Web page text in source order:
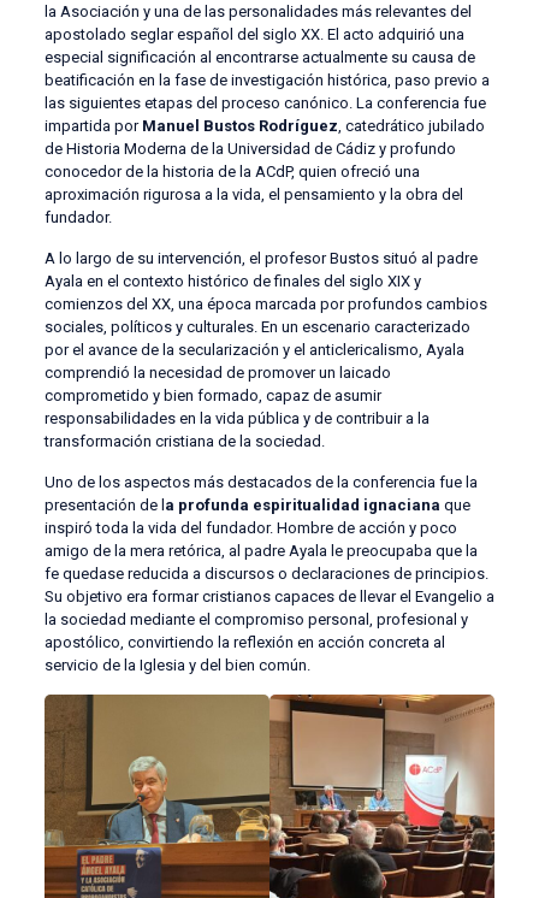
la Asociación y una de las personalidades más relevantes del
apostolado seglar español del siglo XX. El acto adquirió una
especial significación al encontrarse actualmente su causa de
beatificación en la fase de investigación histórica, paso previo a
las siguientes etapas del proceso canónico. La conferencia fue
impartida porManuel Bustos Rodríguez , catedrático jubilado
de Historia Moderna de la Universidad de Cádiz y profundo
conocedor de la historia de la ACdP, quien ofreció una
aproximación rigurosa a la vida, el pensamiento y la obra del
fundador.
A lo largo de su intervención, el profesor Bustos situó al padre
Ayala en el contexto histórico de finales del siglo XIX y
comienzos del XX, una época marcada por profundos cambios
sociales, políticos y culturales. En un escenario caracterizado
por el avance de la secularización y el anticlericalismo, Ayala
comprendió la necesidad de promover un laicado
comprometido y bien formado, capaz de asumir
responsabilidades en la vida pública y de contribuir a la
transformación cristiana de la sociedad.
Uno de los aspectos más destacados de la conferencia fue la
presentación de la profunda espiritualidad ignaciana que
inspiró toda la vida del fundador. Hombre de acción y poco
amigo de la mera retórica, al padre Ayala le preocupaba que la
fe quedase reducida a discursos o declaraciones de principios.
Su objetivo era formar cristianos capaces de llevar el Evangelio a
la sociedad mediante el compromiso personal, profesional y
apostólico, convirtiendo la reflexión en acción concreta al
servicio de la Iglesia y del bien común.